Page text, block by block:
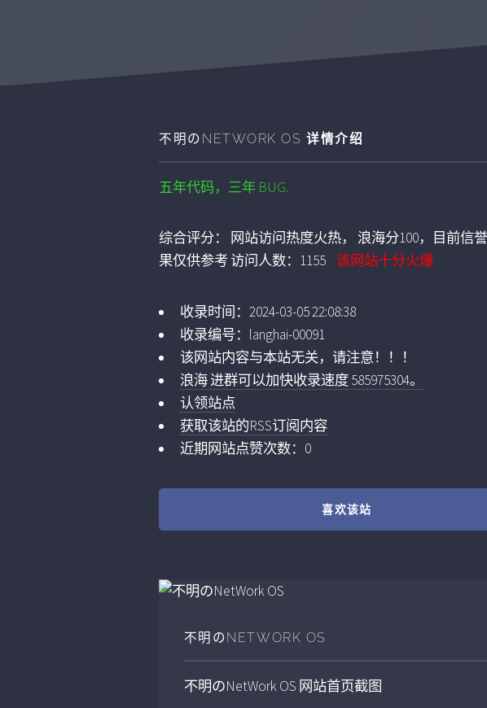
不明のNETWORK OS 详情介绍
五年代码，三年 BUG.
综合评分：
网站访问热度火热， 浪海分100，目前信
果仅供参考访问人数： 1155 该网站十分火爆
收录时间：2024-03-05 22:08:38
收录编号： langhai-00091
该网站内容与本站无关，请注意！！！
浪海 进群可以加快收录速度 585975304。
认领站点
获取该站的RSS订阅内容
近期网站点赞次数：0
喜欢该站
不明のNETWORK OS
不明のNetWork OS 网站首页截图